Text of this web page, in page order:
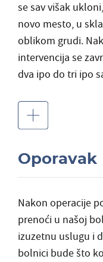
se sav višak
novo mesto, u
oblikom grudi.
intervencija se
dva ipo do tri ipo
Oporavak
Nakon operacije
prenoći u našoj
izuzetnu uslugu i
bolnici bude što